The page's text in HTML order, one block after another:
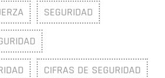
SEGURIDAD
CIFRAS DE SEGURIDAD